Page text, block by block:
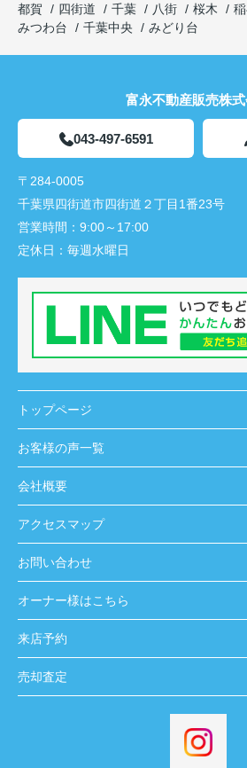
都賀
四街道 千葉 八街 桜木
みつわ台
千葉中央 みどり台
富永不動産販売株
043-497-6591
〒284-0005
千葉県四街道市四街道２丁目1番23号
営業時間： 9:00～17:00
定休日： 毎週水曜日
トップページ
お客様の声一覧
会社概要
アクセスマップ
お問い合わせ
オーナー様はこちら
来店予約
売却査定